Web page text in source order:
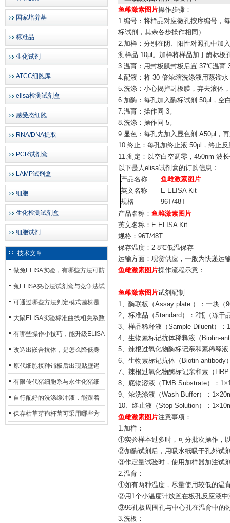
国家培养基
标准品
生化试剂
ATCC细胞库
elisa检测试剂盒
感受态细胞
RNA/DNA提取
PCR试剂盒
LAMP试剂盒
细胞
生化检测试剂盒
细胞试剂
技术文章
做兔ELISA实验，有哪些方法可防
止平台效应发生？
兔ELISA夹心法试剂盒与竞争法试
剂盒，适用检测场景存在哪些差
异？
可通过哪些方法判定模式菌株是
否存在杂菌污染？
大鼠ELISA实验标准曲线相关系数
偏低，可从哪些维度开展问题排
查？
有哪些操作小技巧，能升级ELISA
的LOD与LOQ性能？
改造出嵌合抗体，是怎么降低身
体生成抗鼠抗体（HAMA）的？
原代细胞接种铺板后出现贴壁迟
缓、悬浮细胞数量偏多的现象的
主要诱因
有限传代猪细胞系与永生化猪细
胞系，二者在增殖存活周期上有
什么区别？
自行配好的洗涤缓冲液，能跟着
试剂盒原装干粉放一处储存吗？
保存枯草芽孢杆菌可采用哪些方
鱼雌激素图片操作步骤：
1.编号：将样品对应微孔按序编号，
标试剂，其余各步操作相同）
2.加样：分别在阴、阳性对照孔中加
测样品 10μl。加样将样品加于酶标板
3.温育：用封板膜封板后置 37℃温育
4.配液：将 30 倍浓缩洗涤液用蒸馏
5.洗涤：小心揭掉封板膜，弃去液体
6.加酶：每孔加入酶标试剂 50μl，空
7.温育：操作同 3。
8.洗涤：操作同 5。
9.显色：每孔先加入显色剂 A50μl，
10.终止：每孔加终止液 50μl，终止
11.测定：以空白空调零，450nm 波
以下是 人elisa试剂盒的订购信息：
产品名称
鱼雌激素图片
英文名称
E ELISA Kit
规格
96T/48T
产品名称： 鱼雌激素图片
英文名称：E ELISA Kit
规格：96T/48T
保存温度：2-8℃低温保存
运输方面：现货供应，一般为快递运
鱼雌激素图片操作流程示意：
鱼雌激素图片试剂配制
1、酶联板（Assay plate ）：一块（
2、标准品（Standard）：2瓶（冻干
3、样品稀释液（Sample Diluent）：
4、生物素标记抗体稀释液（Biotin-
5、辣根过氧化物酶标记亲和素稀释
6、生物素标记抗体（Biotin-antibody
7、辣根过氧化物酶标记亲和素（
8、底物溶液（TMB Substrate）：
9、浓洗涤液（Wash Buffer）：
10、终止液（Stop Solution）：
鱼雌激素图片注意事项：
1.加样：
①实验样本过多时，可分批次操作，
②加酶试剂后，用吸水纸吸干孔外试
③作定量试验时，使用加样器加注试
2.温育：
①如有两种温度，尽量使用较低的温
②用1个小温度计放置在板孔反应液中
③96孔板周围孔与中心孔在温育中的
3.洗板：